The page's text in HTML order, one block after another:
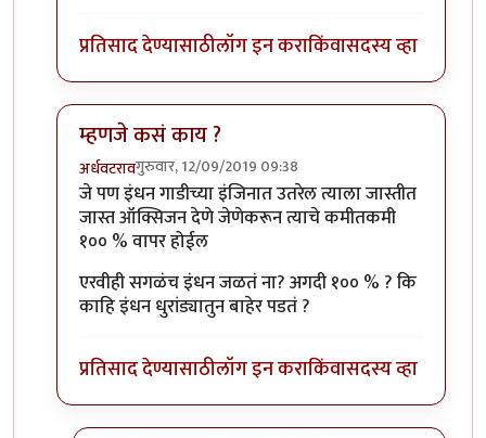
प्रतिसाद देण्यासाठीलॉग इन कराकिंवासदस्य व्हा
म्हणजे कसं काय ?
अर्धवटरावगुरुवार, 12/09/2019 09:38
In reply toचांगला धागा आहे .. सकारत्मकbyखिलजि
जे पण इंधन गाडीच्या इंजिनात उतरेल त्याला जास्तीत
जास्त ऑक्सिजन देणे जेणेकरून त्याचे कमीतकमी
१०० % वापर होईल
एरवीही सगळंच इंधन जळतं ना? अगदी १०० % ? कि
काहि इंधन धुरांड्यातुन बाहेर पडतं ?
प्रतिसाद देण्यासाठीलॉग इन कराकिंवासदस्य व्हा